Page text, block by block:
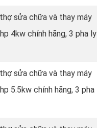
sửa chữa và thay máy
4kw chính hãng, 3 pha ly
sửa chữa và thay máy
5.5kw chính hãng, 3 pha